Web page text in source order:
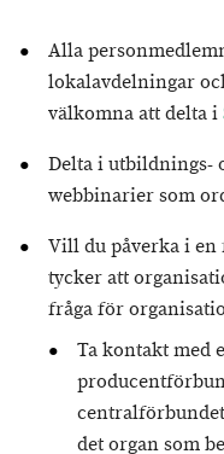
Alla
lokalavdelningar
välkomna att delta i
Delta i
webbinarier som
Vill du påverka i en
tycker att
fråga för
Ta kontakt med
det organ som